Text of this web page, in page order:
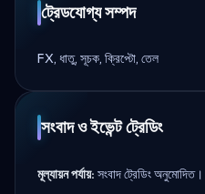
ট্রেডযোগ্য সম্পদ
FX, ধাতু, সূচক, ক্রিপ্টো, তেল
সংবাদ ও ইভেন্ট ট্রেডিং
মূল্যায়ন পর্যায়: সংবাদ ট্রেডিং অনুমোদিত।